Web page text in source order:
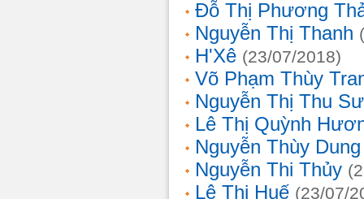
Đỗ Thị Phương
Nguyễn Thị Thanh
H'Xê (23/07/2018)
Võ Phạm Thùy
Nguyễn Thị Thu
Lê Thị Quỳnh
Nguyễn Thùy Dung
Nguyễn Thi Thủy
Lê Thị Huế (23/07/